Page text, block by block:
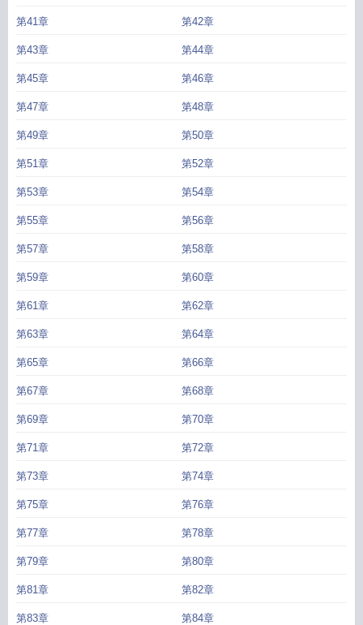
第41章 第42章
第43章 第44章
第45章 第46章
第47章 第48章
第49章 第50章
第51章 第52章
第53章 第54章
第55章 第56章
第57章 第58章
第59章 第60章
第61章 第62章
第63章 第64章
第65章 第66章
第67章 第68章
第69章 第70章
第71章 第72章
第73章 第74章
第75章 第76章
第77章 第78章
第79章 第80章
第81章 第82章
第83章 第84章